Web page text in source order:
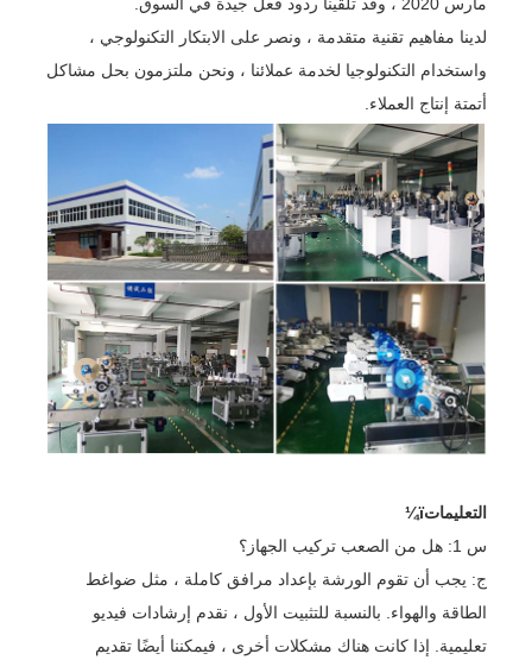
لدينا مفاهيم تقنية متقدمة ، ونصر على الابتكار التكنولوجي ،
واستخدام التكنولوجيا لخدمة عملائنا ، ونحن ملتزمون بحل مشاكل
أتمتة إنتاج العملاء.
التعليماتï¼
س 1: هل من الصعب تركيب الجهاز؟
ج: يجب أن تقوم الورشة بإعداد مرافق كاملة ، مثل ضواغط
الطاقة والهواء. بالنسبة للتثبيت الأول ، نقدم إرشادات فيديو
تعليمية. إذا كانت هناك مشكلات أخرى ، فيمكننا أيضًا تقديم